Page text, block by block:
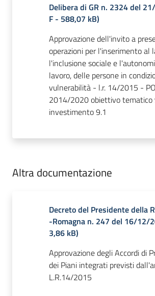
Delibera di GR n. 2324 del
F - 588,07 kB)
Approvazione dell'invito a
operazioni per l'inserimento al
l'inclusione sociale e
lavoro, delle persone in
vulnerabilità - l.r. 14/2015 -
2014/2020 obiettivo tematico
investimento 9.1
Altra documentazione
Decreto del Presidente della
-Romagna n. 247 del 16/12/
3,86 kB)
Approvazione degli Accordi di
dei Piani integrati previsti
L.R.14/2015